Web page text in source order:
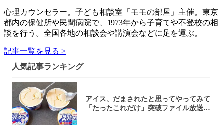
心理カウンセラー。子ども相談室「モモの部屋」主催。東京
都内の保健所や民間病院で、1973年から子育てや不登校の相
談を行う。全国各地の相談会や講演会などに足を運ぶ。
記事一覧を見る >
人気記事ランキング
アイス、だまされたと思ってやってみて
「たったこれだけ」突破ファイル放送で